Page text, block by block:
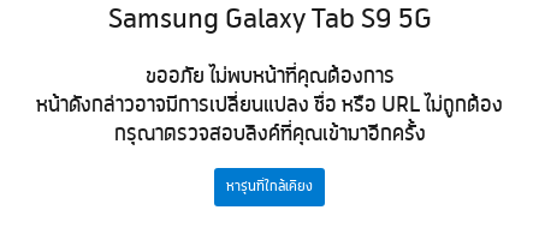
Samsung Galaxy Tab S9 5G
ขออภัย ไม่พบหน้าที่คุณต้องการ
หน้าดังกล่าวอาจมีการเปลี่ยนแปลง ชื่อ หรือ URL ไม่ถูกต้อง
กรุณาตรวจสอบลิงค์ที่คุณเข้ามาอีกครั้ง
หารุ่นที่ใกล้เคียง